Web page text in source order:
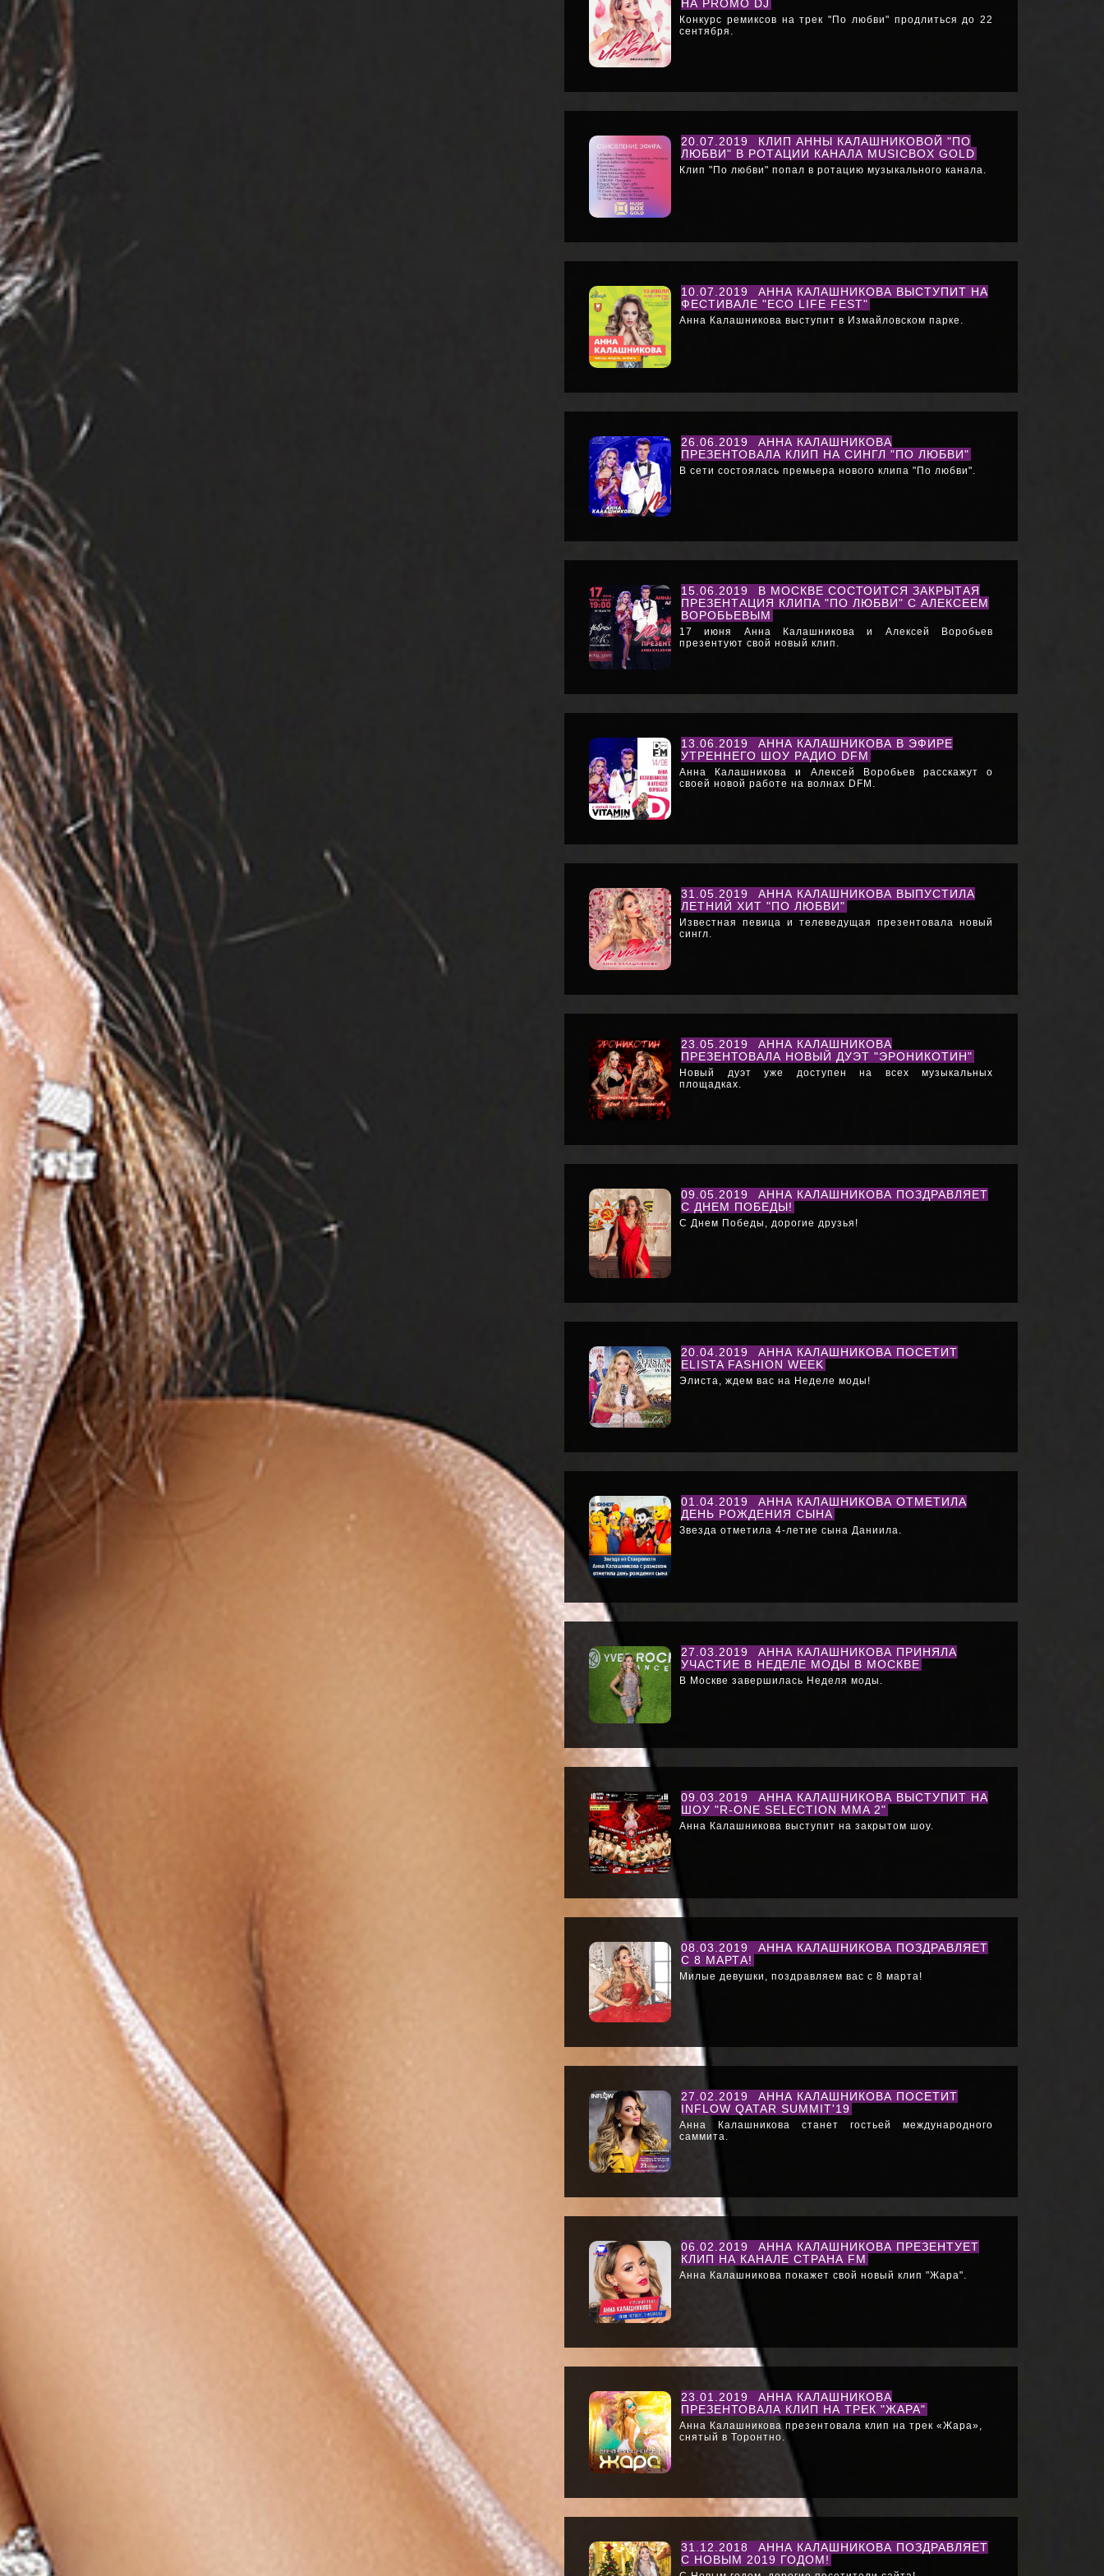
НА PROMO DJ
Конкурс ремиксов на трек "По любви" продлиться до 22
сентября.
20.07.2019
КЛИП АННЫ КАЛАШНИКОВОЙ "ПО
ЛЮБВИ" В РОТАЦИИ КАНАЛА MUSICBOX GOLD
Клип "По любви" попал в ротацию музыкального канала.
10.07.2019
АННА КАЛАШНИКОВА ВЫСТУПИТ НА
ФЕСТИВАЛЕ "ECO LIFE FEST"
Анна Калашникова выступит в Измайловском парке.
26.06.2019
АННА КАЛАШНИКОВА
ПРЕЗЕНТОВАЛА КЛИП НА СИНГЛ "ПО ЛЮБВИ"
В сети состоялась премьера нового клипа "По любви".
15.06.2019
В МОСКВЕ СОСТОИТСЯ ЗАКРЫТАЯ
ПРЕЗЕНТАЦИЯ КЛИПА "ПО ЛЮБВИ" С АЛЕКСЕЕМ
ВОРОБЬЕВЫМ
17 июня Анна Калашникова и Алексей Воробьев
презентуют свой новый клип.
13.06.2019
АННА КАЛАШНИКОВА В ЭФИРЕ
УТРЕННЕГО ШОУ РАДИО DFM
Анна Калашникова и Алексей Воробьев расскажут о
своей новой работе на волнах DFM.
31.05.2019
АННА КАЛАШНИКОВА ВЫПУСТИЛА
ЛЕТНИЙ ХИТ "ПО ЛЮБВИ"
Известная певица и телеведущая презентовала новый
сингл.
23.05.2019
АННА КАЛАШНИКОВА
ПРЕЗЕНТОВАЛА НОВЫЙ ДУЭТ "ЭРОНИКОТИН"
Новый дуэт уже доступен на всех музыкальных
площадках.
09.05.2019
АННА КАЛАШНИКОВА ПОЗДРАВЛЯЕТ
С ДНЕМ ПОБЕДЫ!
С Днем Победы, дорогие друзья!
20.04.2019
АННА КАЛАШНИКОВА ПОСЕТИТ
ELISTA FASHION WEEK
Элиста, ждем вас на Неделе моды!
01.04.2019
АННА КАЛАШНИКОВА ОТМЕТИЛА
ДЕНЬ РОЖДЕНИЯ СЫНА
Звезда отметила 4-летие сына Даниила.
27.03.2019
АННА КАЛАШНИКОВА ПРИНЯЛА
УЧАСТИЕ В НЕДЕЛЕ МОДЫ В МОСКВЕ
В Москве завершилась Неделя моды.
09.03.2019
АННА КАЛАШНИКОВА ВЫСТУПИТ НА
ШОУ "R-ONE SELECTION MMA 2"
Анна Калашникова выступит на закрытом шоу.
08.03.2019
АННА КАЛАШНИКОВА ПОЗДРАВЛЯЕТ
С 8 МАРТА!
Милые девушки, поздравляем вас с 8 марта!
27.02.2019
АННА КАЛАШНИКОВА ПОСЕТИТ
INFLOW QATAR SUMMIT'19
Анна Калашникова станет гостьей международного
саммита.
06.02.2019
АННА КАЛАШНИКОВА ПРЕЗЕНТУЕТ
КЛИП НА КАНАЛЕ СТРАНА FM
Анна Калашникова покажет свой новый клип "Жара".
23.01.2019
АННА КАЛАШНИКОВА
ПРЕЗЕНТОВАЛА КЛИП НА ТРЕК "ЖАРА"
Анна Калашникова презентовала клип на трек «Жара»,
снятый в Торонтно.
31.12.2018
АННА КАЛАШНИКОВА ПОЗДРАВЛЯЕТ
С НОВЫМ 2019 ГОДОМ!